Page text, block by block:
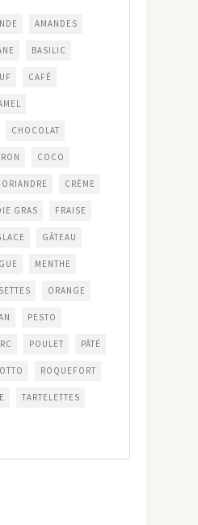
AMANDES
BASILIC
CAFÉ
CHOCOLAT
COCO
CRÈME
GRAS FRAISE
GÂTEAU
MENTHE
ORANGE
PESTO
POULET PÂTÉ
ROQUEFORT
TARTELETTES